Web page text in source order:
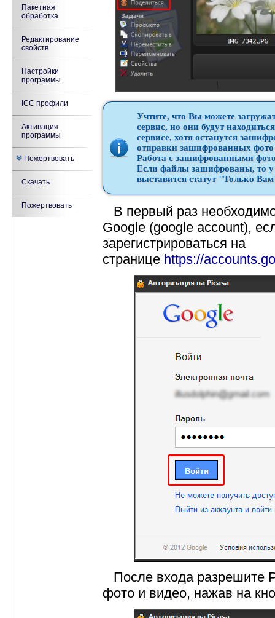
Пакетная
обработка
Редактирование
свойств
Настройки
программы
ICC профили
Активация
программы
Пожертвовать
Скачать
Пожертвовать
Учтите, что Вы можете
сервис, но они будут
сервисе, хотя останутся
отправки зашифрованных
Работа с зашифрованными
Если файлы зашифрованы, то у
выставится статут "Только
В первый раз
Google (google account),
зарегистрироваться на
странице https://
После входа разрешите
фото и видео, нажав на